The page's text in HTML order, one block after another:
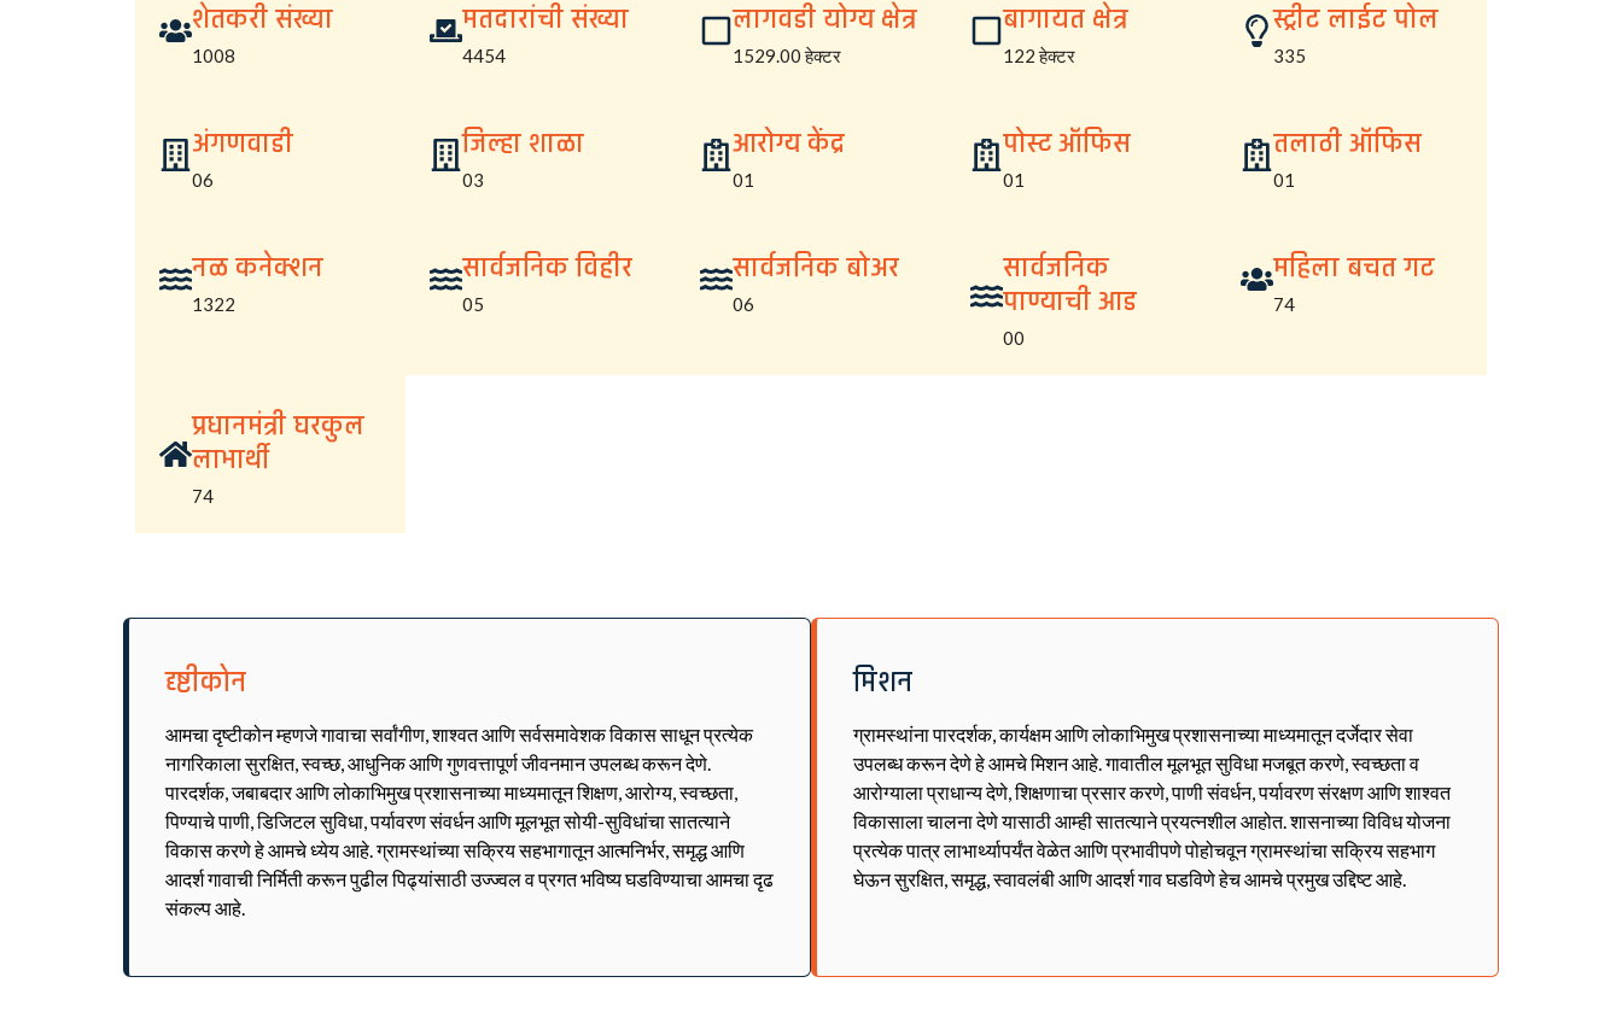
शेतकरी संख्या
1008
मतदारांची संख्या
4454
लागवडी योग्य क्षेत्र
1529.00 हेक्टर
बागायत क्षेत्र
122 हेक्टर
स्ट्रीट लाईट पोल
335
अंगणवाडी
06
जिल्हा शाळा
03
आरोग्य केंद्र
01
पोस्ट ऑफिस
01
तलाठी ऑफिस
01
नळ कनेक्शन
1322
सार्वजनिक विहीर
05
सार्वजनिक बोअर
06
सार्वजनिक
पाण्याची आड
00
महिला बचत गट
74
प्रधानमंत्री घरकुल
लाभार्थी
74
दृष्टीकोन
आमचा दृष्टीकोन म्हणजे गावाचा सर्वांगीण, शाश्वत आणि सर्वसमावेशक विकास साधून प्रत्येक
नागरिकाला सुरक्षित, स्वच्छ, आधुनिक आणि गुणवत्तापूर्ण जीवनमान उपलब्ध करून देणे.
पारदर्शक, जबाबदार आणि लोकाभिमुख प्रशासनाच्या माध्यमातून शिक्षण, आरोग्य, स्वच्छता,
पिण्याचे पाणी, डिजिटल सुविधा, पर्यावरण संवर्धन आणि मूलभूत सोयी-सुविधांचा सातत्याने
विकास करणे हे आमचे ध्येय आहे. ग्रामस्थांच्या सक्रिय सहभागातून आत्मनिर्भर, समृद्ध आणि
आदर्श गावाची निर्मिती करून पुढील पिढ्यांसाठी उज्ज्वल व प्रगत भविष्य घडविण्याचा आमचा दृढ
संकल्प आहे.
मिशन
ग्रामस्थांना पारदर्शक, कार्यक्षम आणि लोकाभिमुख प्रशासनाच्या माध्यमातून दर्जेदार सेवा
उपलब्ध करून देणे हे आमचे मिशन आहे. गावातील मूलभूत सुविधा मजबूत करणे, स्वच्छता व
आरोग्याला प्राधान्य देणे, शिक्षणाचा प्रसार करणे, पाणी संवर्धन, पर्यावरण संरक्षण आणि शाश्वत
विकासाला चालना देणे यासाठी आम्ही सातत्याने प्रयत्नशील आहोत. शासनाच्या विविध योजना
प्रत्येक पात्र लाभार्थ्यापर्यंत वेळेत आणि प्रभावीपणे पोहोचवून ग्रामस्थांचा सक्रिय सहभाग
घेऊन सुरक्षित, समृद्ध, स्वावलंबी आणि आदर्श गाव घडविणे हेच आमचे प्रमुख उद्दिष्ट आहे.